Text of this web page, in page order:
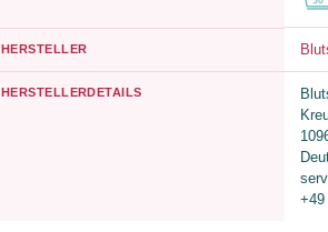
HERSTELLER
HERSTELLERDETAILS
+49